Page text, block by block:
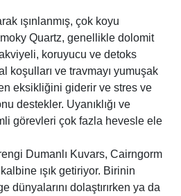
ışınlanmış, çok koyu
Quartz, genellikle dolomit
koruyucu ve detoks
koşulları ve travmayı yumuşak
eksikliğini giderir ve stres ve
destekler. Uyanıklığı ve
görevleri çok fazla hevesle ele
Dumanlı Kuvars, Cairngorm
ışık getiriyor. Birinin
dünyalarını dolaştırırken ya da